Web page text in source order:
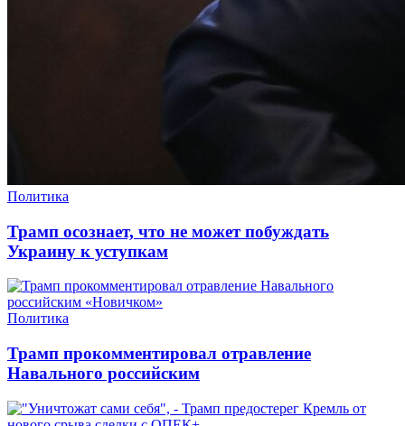
Политика
Трамп осознает, что не может побуждать
Украину к уступкам
Политика
Трамп прокомментировал отравление
Навального российским